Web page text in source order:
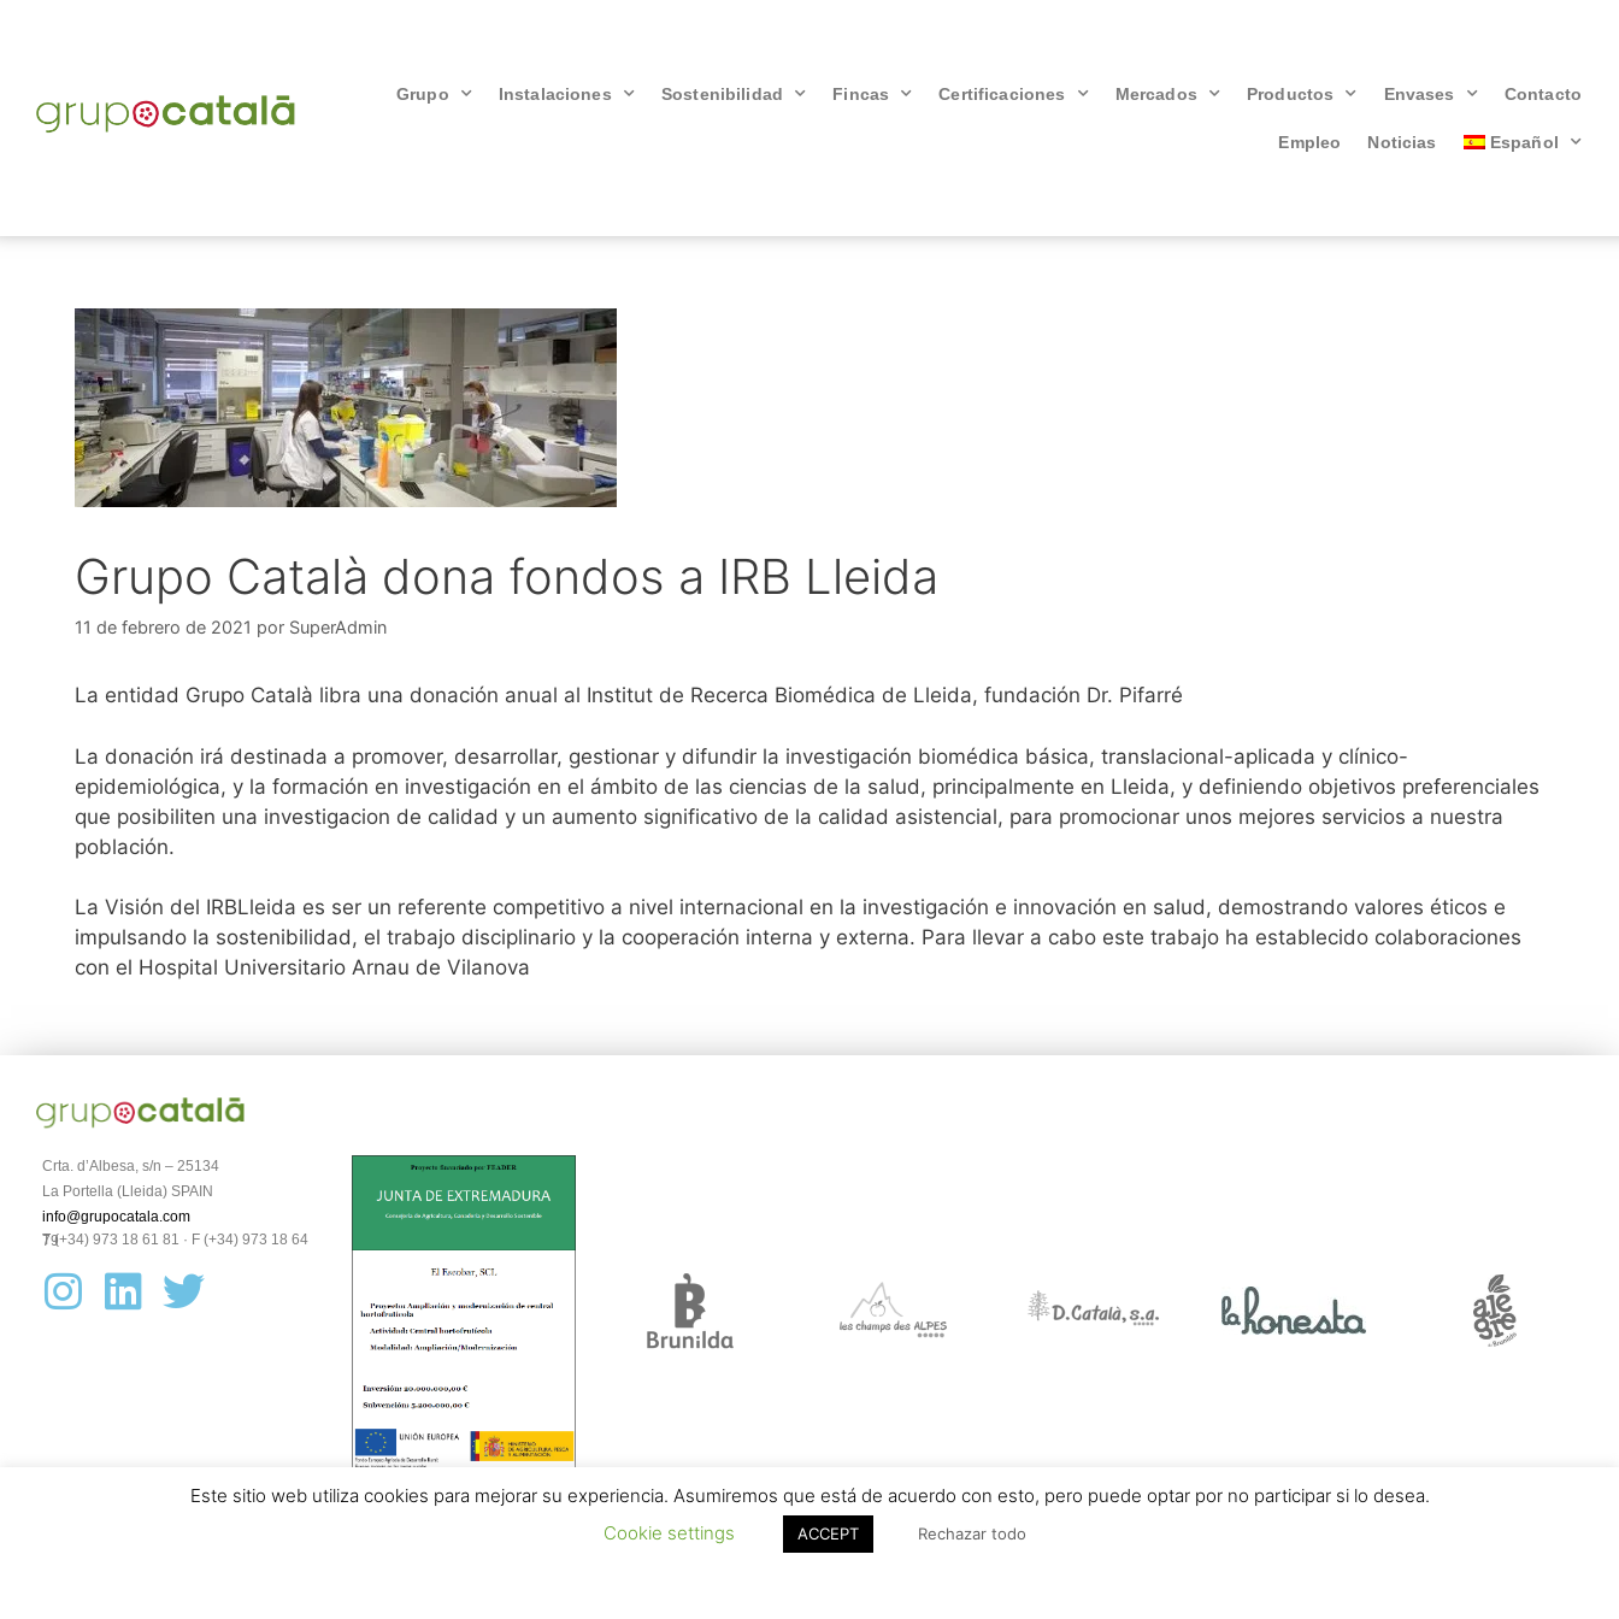
Grupo Instalaciones Sostenibilidad Fincas Certificaciones Mercados Productos Envases Contacto
Empleo Noticias Español
Grupo Català dona fondos a IRB Lleida
11 de febrero de 2021 por SuperAdmin
La entidad Grupo Català libra una donación anual al Institut de Recerca Biomédica de Lleida, fundación Dr. Pifarré
La donación irá destinada a promover, desarrollar, gestionar y difundir la investigación biomédica básica, translacional-aplicada y clínico-
epidemiológica, y la formación en investigación en el ámbito de las ciencias de la salud, principalmente en Lleida, y definiendo objetivos preferenciales
que posibiliten una investigacion de calidad y un aumento significativo de la calidad asistencial, para promocionar unos mejores servicios a nuestra
población.
La Visión del IRBLleida es ser un referente competitivo a nivel internacional en la investigación e innovación en salud, demostrando valores éticos e
impulsando la sostenibilidad, el trabajo disciplinario y la cooperación interna y externa. Para llevar a cabo este trabajo ha establecido colaboraciones
con el Hospital Universitario Arnau de Vilanova
Crta. d’Albesa, s/n – 25134
La Portella (Lleida) SPAIN
info@grupocatala.com
T (+34) 973 18 61 81 · F (+34) 973 18 64 79
Este sitio web utiliza cookies para mejorar su experiencia. Asumiremos que está de acuerdo con esto, pero puede optar por no participar si lo desea.
Cookie settings
ACCEPT Rechazar todo